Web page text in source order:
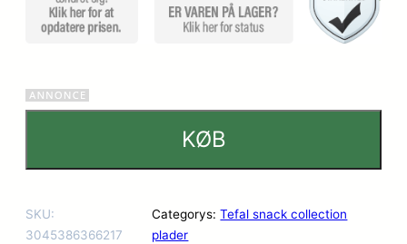
KØB
SKU:
3045386366217
Categorys:Tefal snack collection
plader